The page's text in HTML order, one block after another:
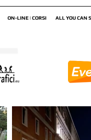
ON-LINE | CORSI ALL YOU CAN